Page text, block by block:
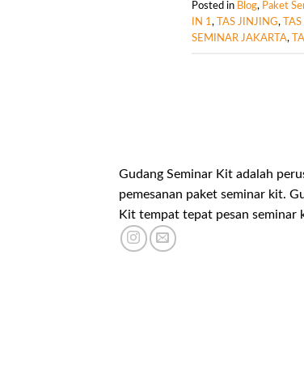
Posted in Blog, Paket
IN 1, TAS JINJING,
SEMINAR JAKARTA,
Gudang Seminar Kit adalah
pemesanan paket seminar kit.
Kit tempat tepat pesan seminar